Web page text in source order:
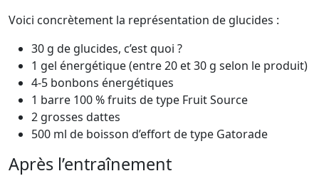
Voici concrètement la représentation de glucides :
30 g de glucides, c’est quoi ?
1 gel énergétique (entre 20 et 30 g selon le produit)
4-5 bonbons énergétiques
1 barre 100 % fruits de type Fruit Source
2 grosses dattes
500 ml de boisson d’effort de type Gatorade
Après l’entraînement